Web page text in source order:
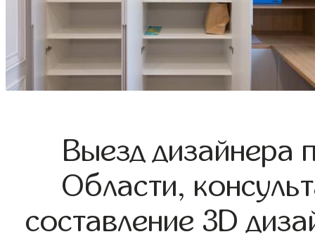
Выезд дизайнера
Области,
составление 3D